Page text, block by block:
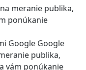
meranie publika,
ponúkanie
Google Google
publika,
vám ponúkanie